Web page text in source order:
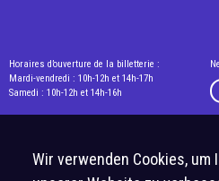
Horaires d’ouverture de la billetterie :
Mardi-vendredi : 10h-12h et 14h-17h
Samedi : 10h-12h et 14h-16h
Wir verwenden Cookies, um